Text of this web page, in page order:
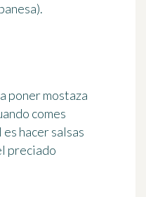
poner mostaza
comes
es hacer salsas
preciado